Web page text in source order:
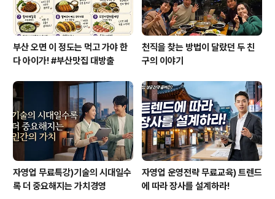
부산 오면 이 정도는 먹고 가야 한
다 아이가! #부산맛집 대방출
천직을 찾는 방법이 달랐던 두 친
구의 이야기
자영업 무료특강)기술의 시대일수
록 더 중요해지는 가치경영
자영업 운영전략 무료교육) 트렌드
에 따라 장사를 설계하라!